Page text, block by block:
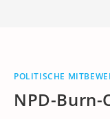
POLITISCHE
NPD-Burn-